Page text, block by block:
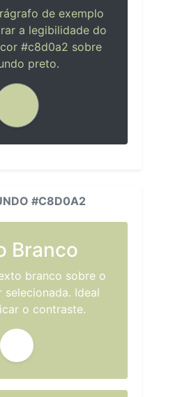
de exemplo
a legibilidade do
#c8d0a2 sobre
preto.
#C8D0A2
Branco
branco sobre o
Ideal
o contraste.